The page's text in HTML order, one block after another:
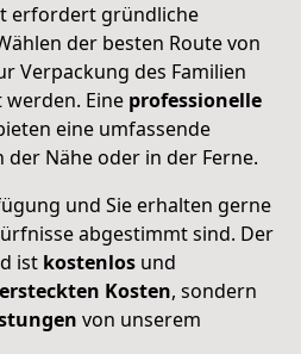
erfordert gründliche
der besten Route von
Verpackung des Familien
Eine professionelle
eine umfassende
Nähe oder in der Ferne.
und Sie erhalten gerne
abgestimmt sind. Der
ist kostenlos und
Kosten, sondern
von unserem